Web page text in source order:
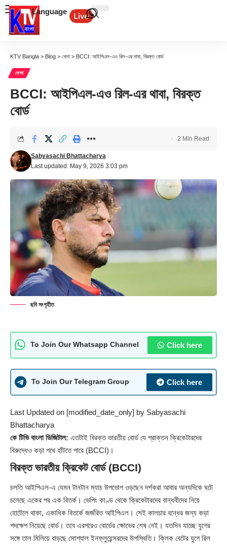
Language
KTV Bangla > Blog > খেলা > BCCI: আইপিএল-এও রিল-এর থাবা, বিরক্ত বোর্ড
খেলা
BCCI: আইপিএল-এও রিল-এর থাবা, বিরক্ত
বোর্ড
Last updated: May 9, 2026 3:03 pm
Sabyasachi Bhattacharya
2 Min Read
ছবি সংগৃহীত
To Join Our Whatsapp Channel Click here
To Join Our Telegram Group Click here
Last Updated on [modified_date_only] by Sabyasachi
Bhattacharya
কে টিভি বাংলা ডিজিটাল: এতটাই বিরক্ত ভারতীয় বোর্ড যে প্রাক্তন ক্রিকেটারদের
বিরুদ্ধেও কড়া পথে হাঁটতে পারে (BCCI)।
বিরক্ত ভারতীয় ক্রিকেট বোর্ড (BCCI)
চলতি আইপিএল-এ যেমন টানটান ম্যাচ উপভোগ ওড়ছেন দর্শকরা আবার অন্যদিকে ঘটে
চলেছে একের পর এক বিতর্ক। ভেপিং কাণ্ড থেকে ক্রিকেটারদের বান্ধবীদের নিয়ে
হোটেলে থাকা, একাধিক বিতর্কে জর্জরিত আইপিএল। সেই কালচার বন্ধের জন্য কড়া
পদক্ষেপ নিয়েছে বোর্ড। তবে এরপরেও বোর্ডের ক্ষোভের শেষ নেই। যতদিন যাচ্ছে যুগের
সঙ্গে তাল মিলিয়ে বাড়ছে সোশ্যাল ইনফ্লুয়েন্সরদের উপস্থিতি। ক্লিক বেটের যুগে রিল